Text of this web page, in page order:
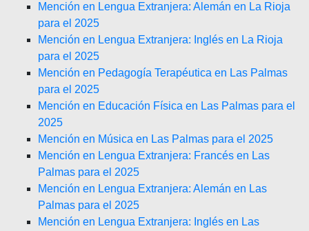
Mención en Lengua Extranjera: Alemán en La Rioja
para el 2025
Mención en Lengua Extranjera: Inglés en La Rioja
para el 2025
Mención en Pedagogía Terapéutica en Las Palmas
para el 2025
Mención en Educación Física en Las Palmas para el
2025
Mención en Música en Las Palmas para el 2025
Mención en Lengua Extranjera: Francés en Las
Palmas para el 2025
Mención en Lengua Extranjera: Alemán en Las
Palmas para el 2025
Mención en Lengua Extranjera: Inglés en Las